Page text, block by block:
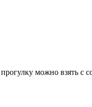
можно взять с